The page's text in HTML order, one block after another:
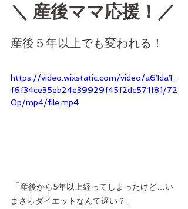
＼ 産後ママ応援！／
産後５年以上でも変われる！
https://video.wixstatic.com/video/a61da1_
f6f34ce35eb24e39929f45f2dc571f81/72
0p/mp4/file.mp4
「 産後から5年以上経ってしまったけど…い
まさらダイエットなんて遅い？」